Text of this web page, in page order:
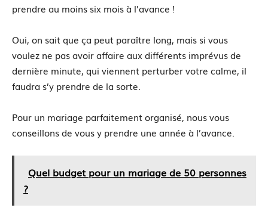
prendre au moins six mois à l’avance !
Oui, on sait que ça peut paraître long, mais si vous
voulez ne pas avoir affaire aux différents imprévus de
dernière minute, qui viennent perturber votre calme, il
faudra s’y prendre de la sorte.
Pour un mariage parfaitement organisé, nous vous
conseillons de vous y prendre une année à l’avance.
Quel budget pour un mariage de 50 personnes
?